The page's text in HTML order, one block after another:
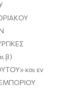
β)
και εν
ΕΜΠΟΡΙΟΥ